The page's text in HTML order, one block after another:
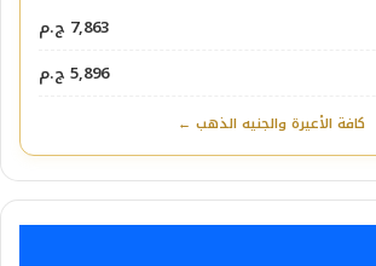
7,863 ج.م
5,896 ج.م
كافة الأعيرة والجنيه الذهب ←